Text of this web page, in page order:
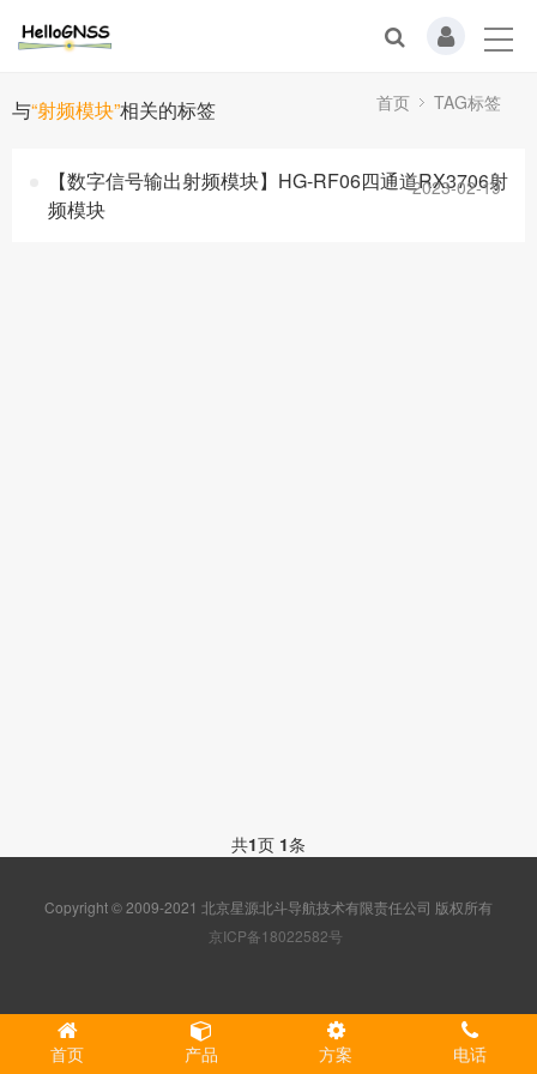
与“射频模块”相关的标签 首页 TAG标签
【数字信号输出射频模块】HG-RF06四通道RX3706射
频模块
2023-02-19
共1页 1条
Copyright © 2009-2021 北京星源北斗导航技术有限责任公司 版权所有
京ICP备18022582号
首页 产品 方案 电话